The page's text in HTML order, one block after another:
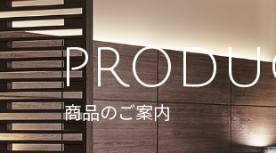
商品のご案内